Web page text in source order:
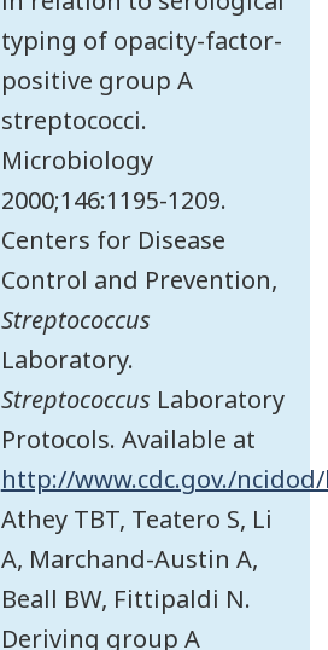
typing of opacity-factor-
positive group A
streptococci.
Microbiology
2000;146:1195-1209.
Centers for Disease
Control and Prevention,
Streptococcus
Laboratory.
Streptococcus Laboratory
Protocols. Available at
http://www.cdc.gov./
Athey TBT, Teatero S, Li
A, Marchand-Austin A,
Beall BW, Fittipaldi N.
Deriving group A